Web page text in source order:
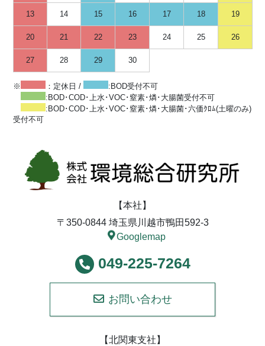
【本社】
〒350-0844 埼玉県川越市鴨田592-3
Googlemap
049-225-7264
お問い合わせ
【北関東支社】
13 14 15 16 17 18 19
20 21 22 23 24 25 26
27 28 29 30
※ ：定休日 /
:BOD受付不可
:BOD･COD･上水･VOC･窒素･燐･大腸菌受付不可
:BOD･COD･上水･VOC･窒素･燐･大腸菌･六価ｸﾛﾑ(土曜のみ)
受付不可